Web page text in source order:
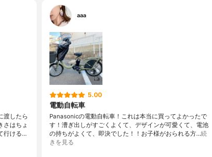
渡したら
さはちょ
行ける…
aaa
5.00
電動自転車
Panasonicの電動自転車！これは本当に買ってよかったで
す！漕ぎ出しがすごくよくて、デザインが可愛くて、電池
の持ちがよくて、即決でした！！お子様がおられる方…続
きを見る